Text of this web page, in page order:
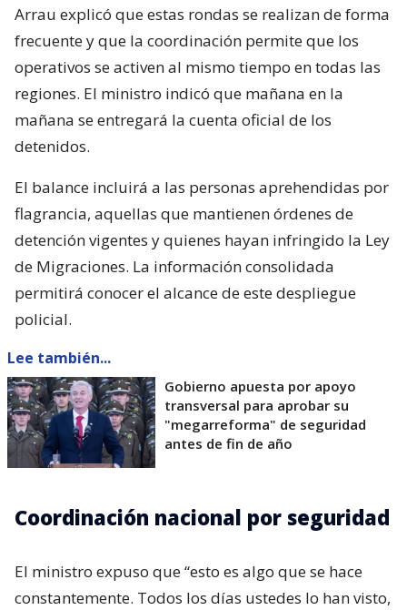
Arrau explicó que estas rondas se realizan de forma
frecuente y que la coordinación permite que los
operativos se activen al mismo tiempo en todas las
regiones. El ministro indicó que mañana en la
mañana se entregará la cuenta oficial de los
detenidos.
El balance incluirá a las personas aprehendidas por
flagrancia, aquellas que mantienen órdenes de
detención vigentes y quienes hayan infringido la Ley
de Migraciones. La información consolidada
permitirá conocer el alcance de este despliegue
policial.
Lee también...
Gobierno apuesta por apoyo
transversal para aprobar su
"megarreforma" de seguridad
antes de fin de año
Coordinación nacional por seguridad
El ministro expuso que “esto es algo que se hace
constantemente. Todos los días ustedes lo han visto,